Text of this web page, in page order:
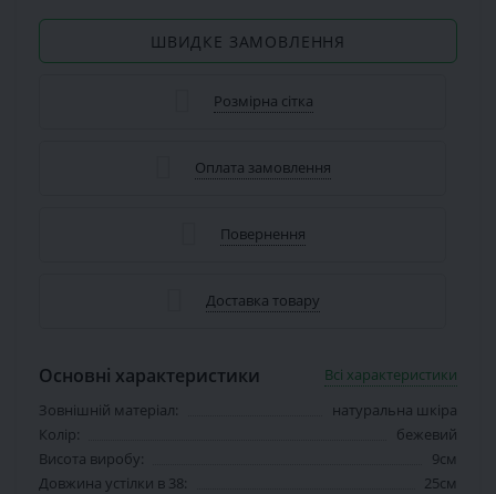
ШВИДКЕ ЗАМОВЛЕННЯ
Розмірна сітка
Оплата замовлення
Повернення
Доставка товару
Основні характеристики
Всі характеристики
Зовнішній матеріал:
натуральна шкіра
Колір:
бежевий
Висота виробу:
9см
Довжина устілки в 38:
25см